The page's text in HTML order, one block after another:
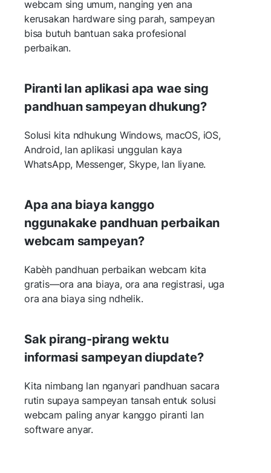
webcam sing umum, nanging yen ana
kerusakan hardware sing parah, sampeyan
bisa butuh bantuan saka profesional
perbaikan.
Piranti lan aplikasi apa wae sing
pandhuan sampeyan dhukung?
Solusi kita ndhukung Windows, macOS, iOS,
Android, lan aplikasi unggulan kaya
WhatsApp, Messenger, Skype, lan liyane.
Apa ana biaya kanggo
nggunakake pandhuan perbaikan
webcam sampeyan?
Kabèh pandhuan perbaikan webcam kita
gratis—ora ana biaya, ora ana registrasi, uga
ora ana biaya sing ndhelik.
Sak pirang-pirang wektu
informasi sampeyan diupdate?
Kita nimbang lan nganyari pandhuan sacara
rutin supaya sampeyan tansah entuk solusi
webcam paling anyar kanggo piranti lan
software anyar.